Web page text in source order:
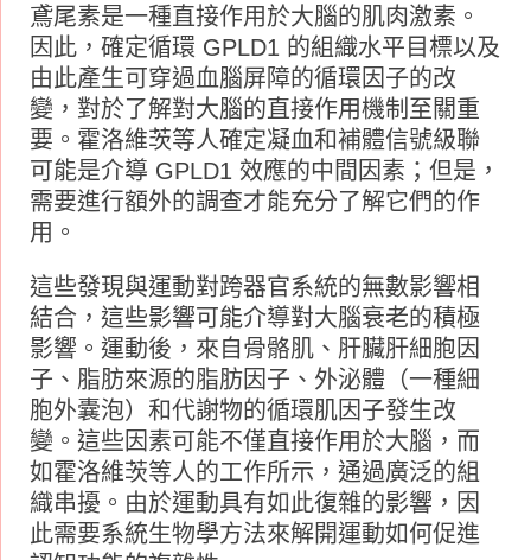
鳶尾素是一種直接作用於大腦的肌肉激素。
因此，確定循環 GPLD1 的組織水平目標以及
由此產生可穿過血腦屏障的循環因子的改
變，對於了解對大腦的直接作用機制至關重
要。霍洛維茨等人確定凝血和補體信號級聯
可能是介導 GPLD1 效應的中間因素；但是，
需要進行額外的調查才能充分了解它們的作
用。
這些發現與運動對跨器官系統的無數影響相
結合，這些影響可能介導對大腦衰老的積極
影響。運動後，來自骨骼肌、肝臟肝細胞因
子、脂肪來源的脂肪因子、外泌體（一種細
胞外囊泡）和代謝物的循環肌因子發生改
變。這些因素可能不僅直接作用於大腦，而
如霍洛維茨等人的工作所示，通過廣泛的組
織串擾。由於運動具有如此復雜的影響，因
此需要系統生物學方法來解開運動如何促進